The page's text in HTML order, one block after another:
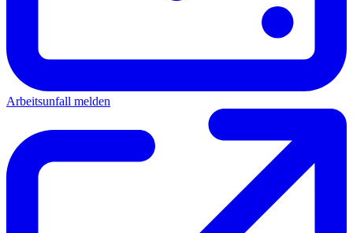
Arbeitsunfall melden